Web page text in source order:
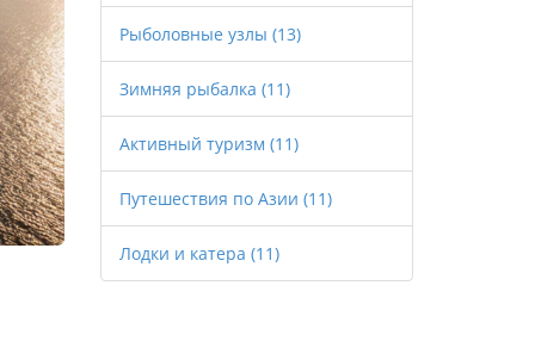
Рыболовные узлы (13)
Зимняя рыбалка (11)
Активный туризм (11)
Путешествия по Азии (11)
Лодки и катера (11)